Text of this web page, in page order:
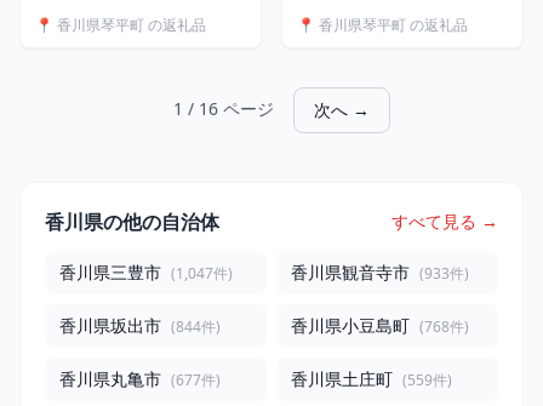
F5J-219var
📍 香川県琴平町 の返礼品
宿泊 ホテル 旅館 観光 旅行
📍 香川県琴平町 の返礼品
1 / 16 ページ 次へ →
香川県の他の自治体 すべて見る →
香川県三豊市 (1,047件) 香川県観音寺市 (933件)
香川県坂出市 (844件) 香川県小豆島町 (768件)
香川県丸亀市 (677件) 香川県土庄町 (559件)